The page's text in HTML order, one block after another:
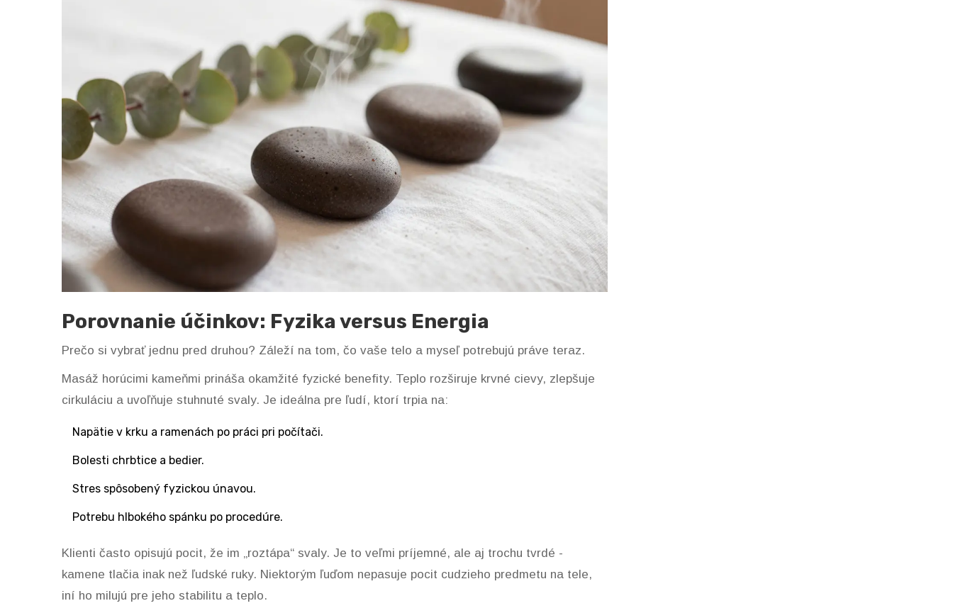
Porovnanie účinkov: Fyzika versus Energia
Prečo si vybrať jednu pred druhou? Záleží na tom, čo vaše telo a myseľ potrebujú práve teraz.
Masáž horúcimi kameňmi prináša okamžité fyzické benefity. Teplo rozširuje krvné cievy, zlepšuje
cirkuláciu a uvoľňuje stuhnuté svaly. Je ideálna pre ľudí, ktorí trpia na:
Napätie v krku a ramenách po práci pri počítači.
Bolesti chrbtice a bedier.
Stres spôsobený fyzickou únavou.
Potrebu hlbokého spánku po procedúre.
Klienti často opisujú pocit, že im „roztápa“ svaly. Je to veľmi príjemné, ale aj trochu tvrdé -
kamene tlačia inak než ľudské ruky. Niektorým ľuďom nepasuje pocit cudzieho predmetu na tele,
iní ho milujú pre jeho stabilitu a teplo.